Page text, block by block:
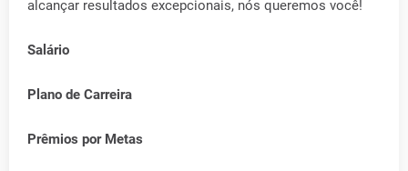
alcançar resultados excepcionais, nós queremos você!
Salário
Plano de Carreira
Prêmios por Metas